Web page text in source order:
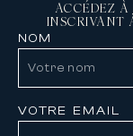
ACCÉDEZ À
INSCRIVANT
NOM
VOTRE EMAIL